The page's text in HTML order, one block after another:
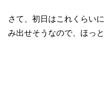
さて、初日はこれくらい
み出せそうなので、ほっと